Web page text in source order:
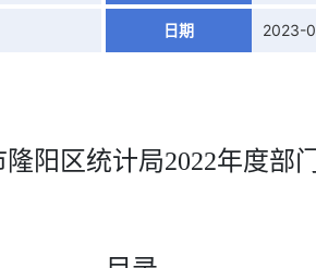
日期 2023-
阳区统计局2022年度部